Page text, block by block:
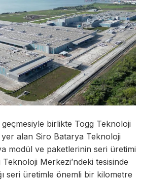
birlikte Togg Teknoloji
yer alan Siro Batarya Teknoloji
modül ve paketlerinin seri üretimi
Teknoloji Merkezi’ndeki tesisinde
seri üretimle önemli bir kilometre